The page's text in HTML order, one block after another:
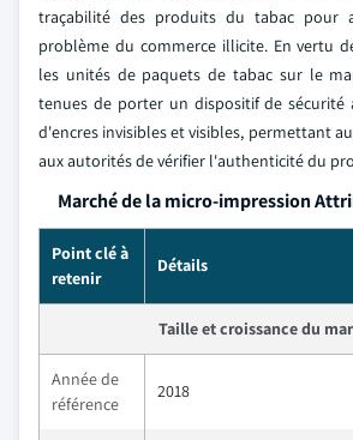
traçabilité des produits du tabac pour
problème du commerce illicite. En vertu
les unités de paquets de tabac sur le
tenues de porter un dispositif de sécurité
d'encres invisibles et visibles, permettant
aux autorités de vérifier l'authenticité du
Marché de la micro-impression
Point clé à
retenir
Détails
Taille et croissance du
Année de
référence
2018